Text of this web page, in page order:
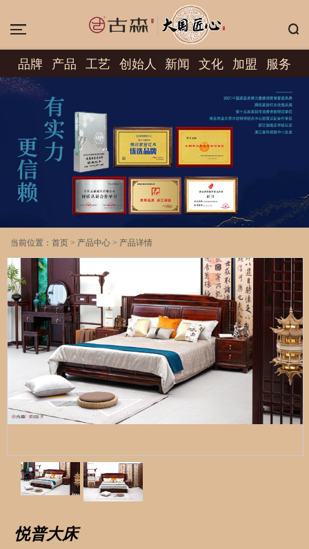
品牌 产品 工艺 创始人 新闻 文化 加盟 服务
当前位置： 首页 > 产品中心 > 产品详情
悦普大床